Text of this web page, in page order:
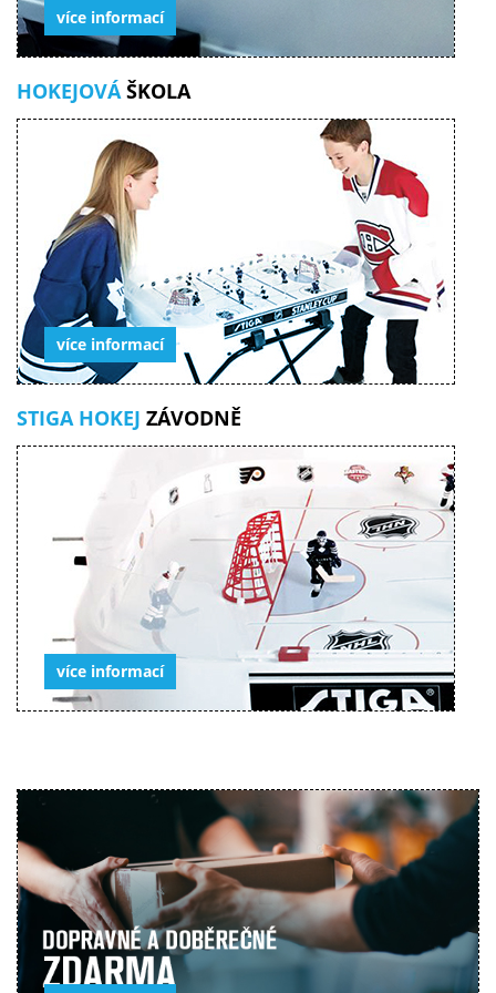
více informací
HOKEJOVÁ ŠKOLA
více informací
STIGA HOKEJ ZÁVODNĚ
více informací